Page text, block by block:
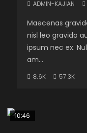
ADMIN-KAJIAN
Maecenas
nisl leo gravida
ipsum nec ex.
am...
8.6K 57.3K
10:46